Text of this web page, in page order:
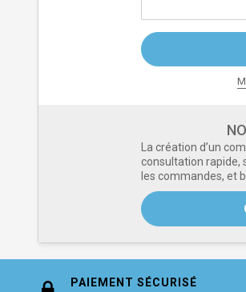
La création d’un
consultation rapide,
les commandes, et
PAIEMENT SÉCURISÉ